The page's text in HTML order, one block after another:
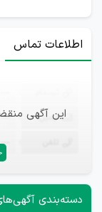
اطلاعات تماس
این آگهی
ایمیل —
—
دسته‌بندی